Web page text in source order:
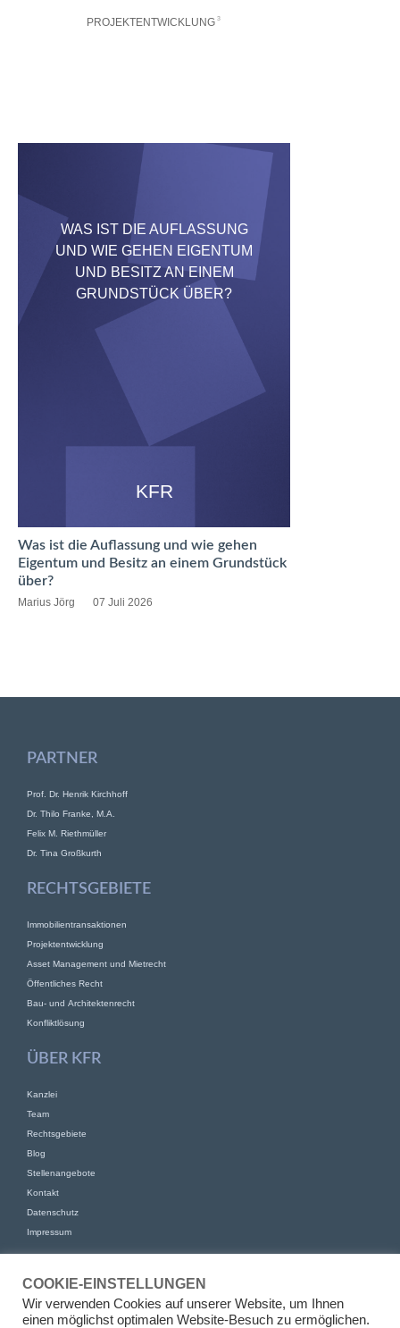
PROJEKTENTWICKLUNG 3
WAS IST DIE AUFLASSUNG
UND WIE GEHEN EIGENTUM
UND BESITZ AN EINEM
GRUNDSTÜCK ÜBER?
KFR
Was ist die Auflassung und wie gehen
Eigentum und Besitz an einem Grundstück
über?
Marius Jörg 07 Juli 2026
PARTNER
Prof. Dr. Henrik Kirchhoff
Dr. Thilo Franke, M.A.
Felix M. Riethmüller
Dr. Tina Großkurth
RECHTSGEBIETE
Immobilientransaktionen
Projektentwicklung
Asset Management und Mietrecht
Öffentliches Recht
Bau- und Architektenrecht
Konfliktlösung
ÜBER KFR
Kanzlei
Team
Rechtsgebiete
Blog
Stellenangebote
Kontakt
Datenschutz
Impressum
KFR Kirchhoff Franke Riethmüller Partnerschaft von Rechtsanwälten
mbB
COOKIE-EINSTELLUNGEN
Wir verwenden Cookies auf unserer Website, um Ihnen
einen möglichst optimalen Website-Besuch zu ermöglichen.